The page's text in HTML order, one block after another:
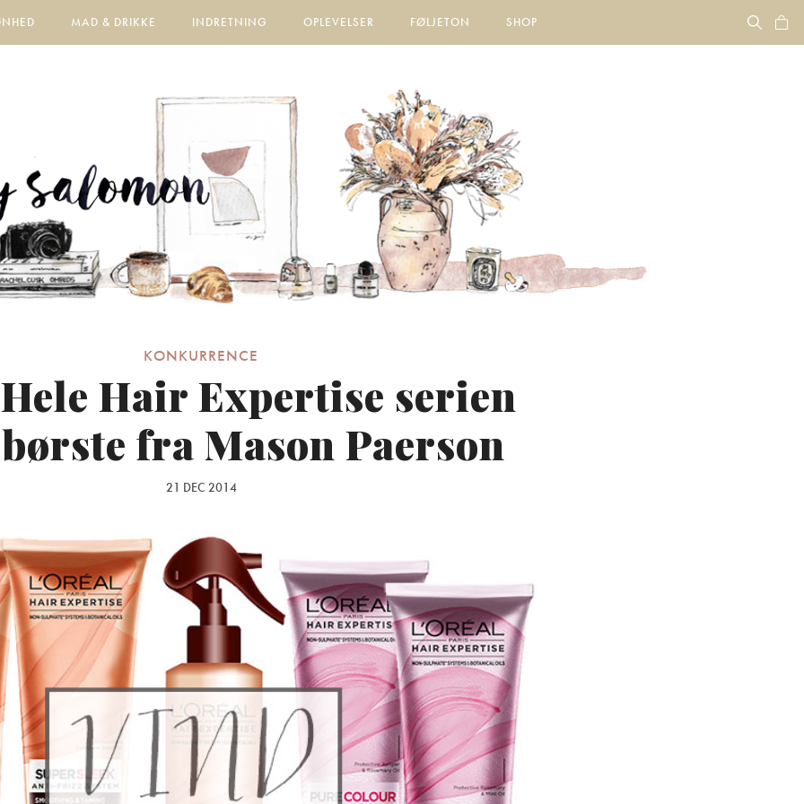
MAD & DRIKKE INDRETNING OPLEVELSER FØLJETON SHOP
KONKURRENCE
Hair Expertise serien
fra Mason Paerson
21 DEC 2014